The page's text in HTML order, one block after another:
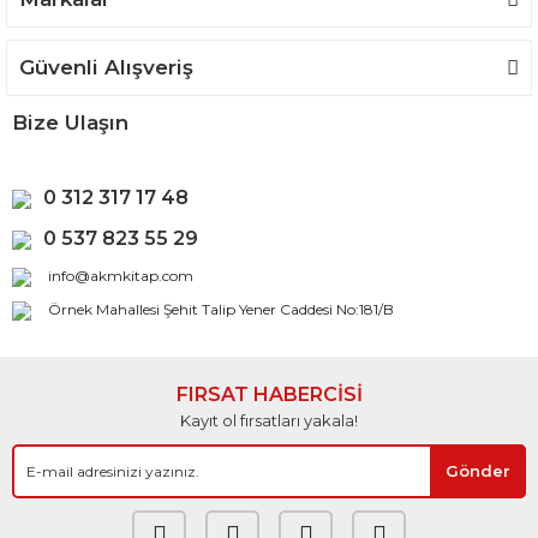
Güvenli Alışveriş
Bize Ulaşın
0 312 317 17 48
0 537 823 55 29
info@akmkitap.com
Örnek Mahallesi Şehit Talip Yener Caddesi No:181/B
FIRSAT HABERCİSİ
Kayıt ol fırsatları yakala!
Gönder